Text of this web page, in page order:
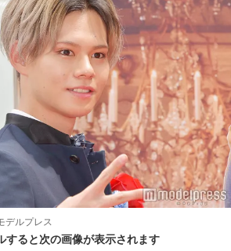
デルプレス
すると次の画像が表示されます